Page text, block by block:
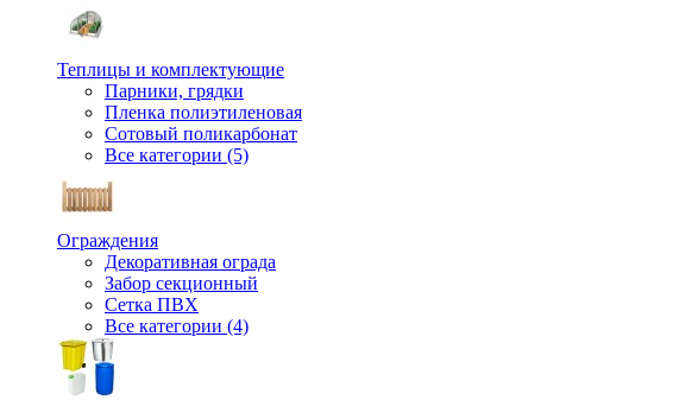
Теплицы и комплектующие
Парники, грядки
Пленка полиэтиленовая
Сотовый поликарбонат
Все категории (5)
Ограждения
Декоративная ограда
Забор секционный
Сетка ПВХ
Все категории (4)